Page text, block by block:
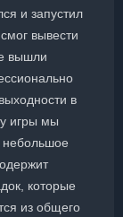
и запустил
вывести
вышли
в
игры мы
небольшое
которые
из общего